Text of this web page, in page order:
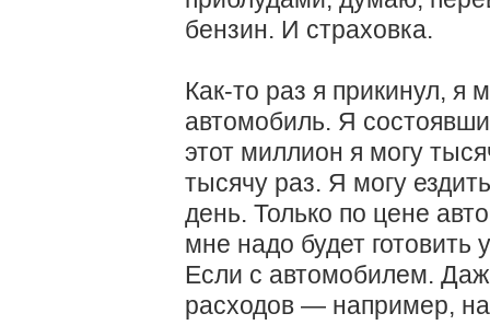
бензин. И страховка.
Как-то раз я прикинул, я
автомобиль. Я
этот миллион я могу
тысячу раз. Я могу
день. Только по цене
мне надо будет
Если с автомобилем.
расходов — например,